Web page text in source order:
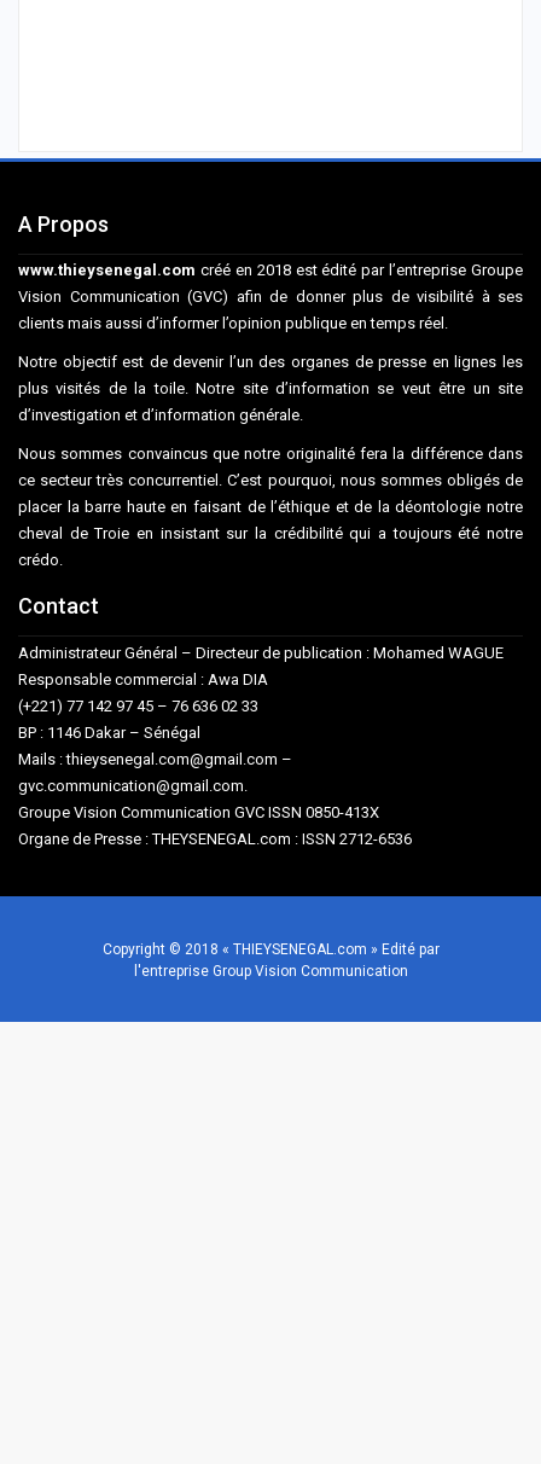
A Propos
www.thieysenegal.com créé en 2018 est édité par l’entreprise Groupe
Vision Communication (GVC) afin de donner plus de visibilité à ses
clients mais aussi d’informer l’opinion publique en temps réel.
Notre objectif est de devenir l’un des organes de presse en lignes les
plus visités de la toile. Notre site d’information se veut être un site
d’investigation et d’information générale.
Nous sommes convaincus que notre originalité fera la différence dans
ce secteur très concurrentiel. C’est pourquoi, nous sommes obligés de
placer la barre haute en faisant de l’éthique et de la déontologie notre
cheval de Troie en insistant sur la crédibilité qui a toujours été notre
crédo.
Contact
Administrateur Général – Directeur de publication : Mohamed WAGUE
Responsable commercial : Awa DIA
(+221) 77 142 97 45 – 76 636 02 33
BP : 1146 Dakar – Sénégal
Mails : thieysenegal.com@gmail.com –
gvc.communication@gmail.com.
Groupe Vision Communication GVC ISSN 0850-413X
Organe de Presse : THEYSENEGAL.com : ISSN 2712-6536
Copyright © 2018 « THIEYSENEGAL.com » Edité par
l'entreprise Group Vision Communication